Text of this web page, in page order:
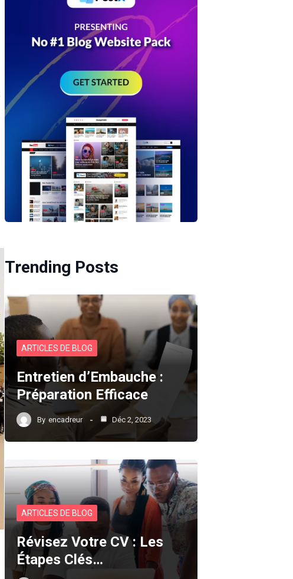
Trending Posts
ARTICLES DE BLOG
Entretien d’Embauche :
Préparation Efficace
By encadreur Déc 2, 2023
ARTICLES DE BLOG
Révisez Votre CV : Les
Étapes Clés…